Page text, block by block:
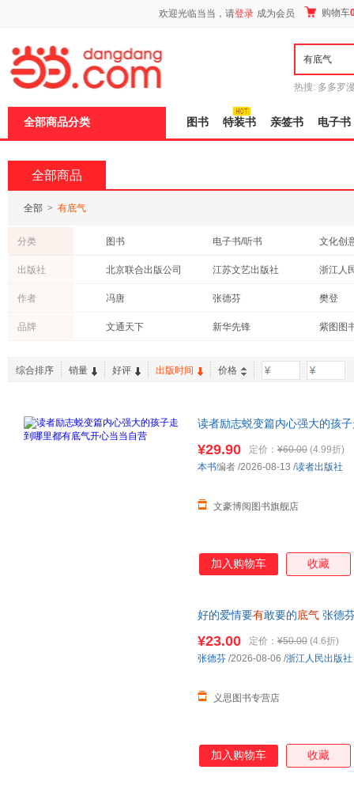
欢迎光临当当，请登录 成为会员 购物车
热搜: 多多罗
全部商品分类 图书 特装书 亲签书 电子书
全部商品
全部 > 有底气
分类 图书 电子书/听书 文化创
出版社 北京联合出版公司 江苏文艺出版社
浙江人
群言出版社
东方出版社
北京日
中国工人出版社
人民日报出版社
中国纺织出版社
国防工业出版社
化学工
中国人民大学出版社
中国商
立信会计出版社
河南人民出版社
贵州大
作者 冯唐 张德芬
樊登
王学斌
卢璐
林清玄
刘同
李毓秀
乐子丫
米粒
林毅夫
梁晓声
季羡林
赫尔曼·
艾米丽·马丁 埃克哈
品牌 文通天下 新华先锋
紫图图
综合排序
销量 好评 出版时间 价格 -
读者励志蜕变篇内心强大的孩
联系客服
¥29.90 定价： ¥60.00 (4.99折)
文豪博阅图书旗舰店
本书编者 /2026-08-13 /读者出版社
加入购物车 收藏
好的爱情要有敢要的底气 张德
¥23.00 定价： ¥50.00 (4.6折)
义思图书专营店
张德芬 /2026-08-06 /浙江人民出版社
加入购物车 收藏
页
加